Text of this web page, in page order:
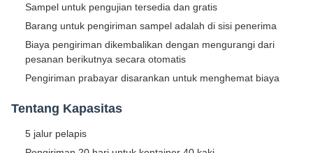
Sampel untuk pengujian tersedia dan gratis
Barang untuk pengiriman sampel adalah di sisi penerima
Biaya pengiriman dikembalikan dengan mengurangi dari
pesanan berikutnya secara otomatis
Pengiriman prabayar disarankan untuk menghemat biaya
Tentang Kapasitas
5 jalur pelapis